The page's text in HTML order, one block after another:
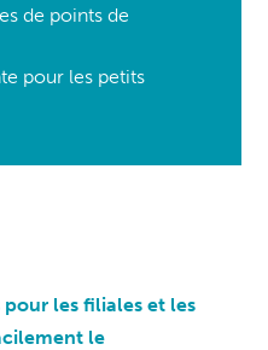
de points de
pour les petits
les filiales et les
le